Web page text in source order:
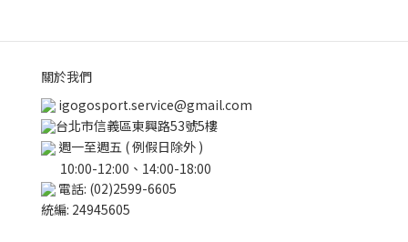
關於我們
igogosport.service@gmail.com
台北市信義區東興路53號5樓
週一至週五 ( 例假日除外 )
10:00-12:00、14:00-18:00
電話: (02)2599-6605
統編: 24945605